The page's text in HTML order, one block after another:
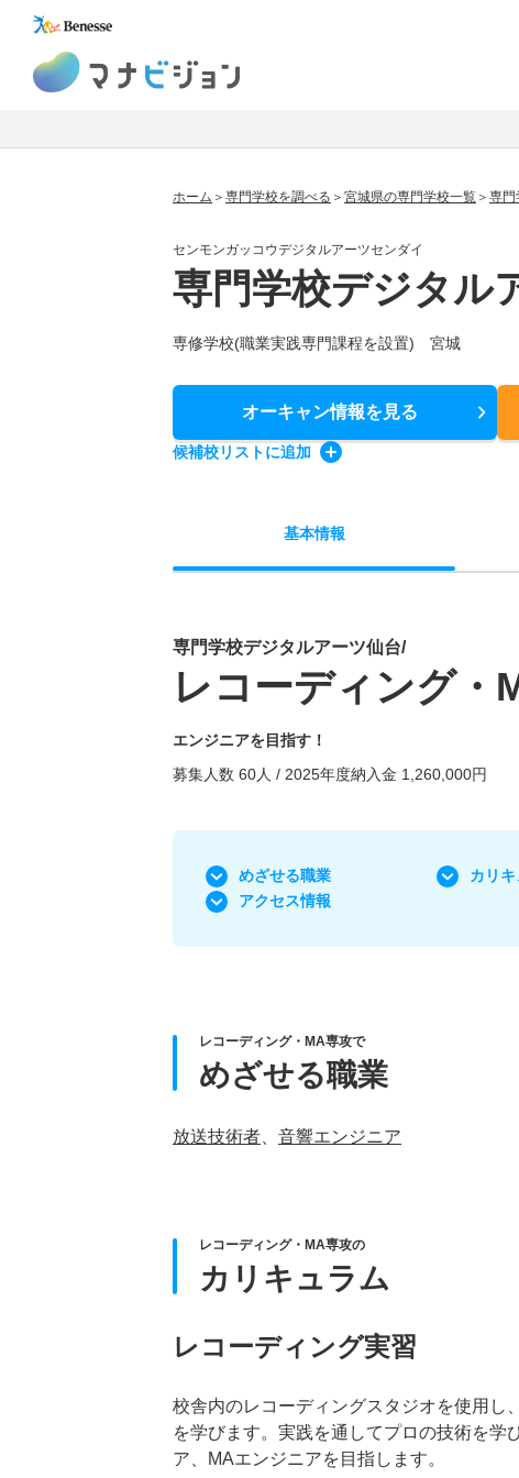
ホーム 専門学校を調べる 宮城県の専門学校一覧 専門
センモンガッコウデジタルアーツセンダイ
専門学校デジタル
専修学校(職業実践専門課程を設置) 宮城
オーキャン情報を見る
候補校リストに追加
基本情報
専門学校デジタルアーツ仙台/
レコーディング・
エンジニアを目指す！
募集人数 60人 / 2025年度納入金 1,260,000円
めざせる職業 カリ
アクセス情報
レコーディング・MA専攻で
めざせる職業
放送技術者 音響エンジニア
レコーディング・MA専攻の
カリキュラム
レコーディング実習
校舎内のレコーディングスタジオを使用し
を学びます。実践を通してプロの技術を学
ア、MAエンジニアを目指します。